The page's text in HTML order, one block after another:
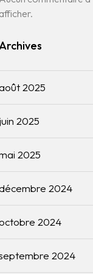
2025
2025
2025
2024
2024
2024